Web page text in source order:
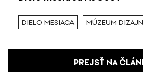
DIELO MESIACA MÚZEUM
PREJSŤ NA